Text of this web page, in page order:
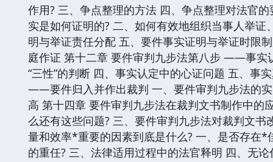
作用? 三、争点整理的方法 四、争点整理对法官
实是如何证明的? 二、如何有效地组织当事人举
明与举证责任分配 五、要件事实证明与举证时限
庭作证 第十二章 要件审判九步法第八步 ——事实
“三性”的判断 四、事实认定中的心证问题 五、事
——要件归入并作出裁判 一、要件审判九步法的
高 第十四章 要件审判九步法在裁判文书制作中的
么还有这些问题? 三、要件审判九步法对裁判文书
量和效率*重要的因素到底是什么? 一、是否存在
的重任? 三、法律适用过程中的法官释明 四、无